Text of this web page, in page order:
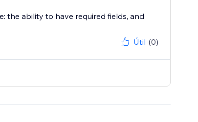
the ability to have required fields, and
Útil (0)